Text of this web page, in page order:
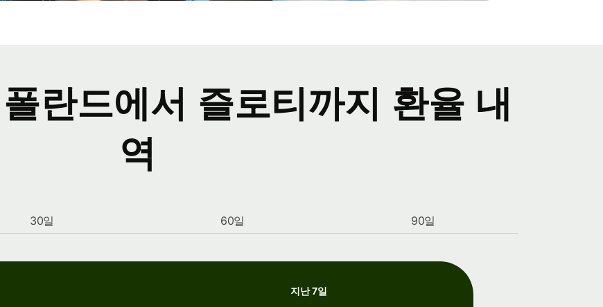
란드에서 즐로티까지 환율 내
역
30일 60일 90일
지난 7일